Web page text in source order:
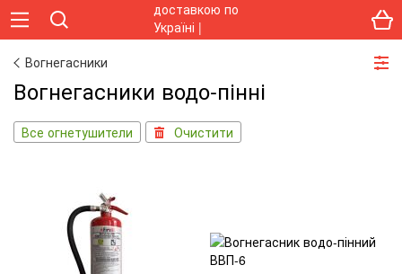
Вогнегасники
Вогнегасники водо-пінні
Все огнетушители Очистити